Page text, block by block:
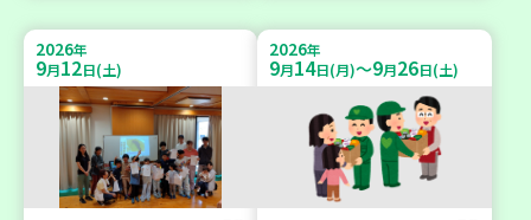
2026年
9月12日(土)
2026年
9月14日(月)～9月26日(土)